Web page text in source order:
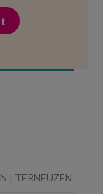
| TERNEUZEN